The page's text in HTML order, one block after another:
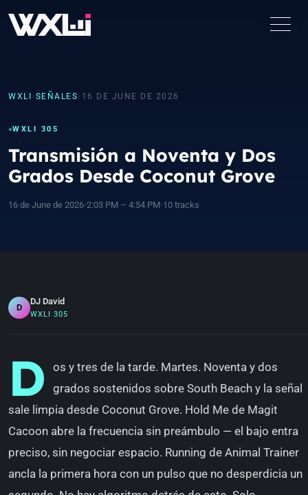
WXLI › SEÑALES › 16 DE JUNE DE 2026
WXLI 305
Transmisión a Noventa y Dos
Grados Desde Coconut Grove
16 de June de 2026•2:03 PM – 4:54 PM•10 tracks
D
DJ David
WXLI 305
D
os y tres de la tarde. Martes. Noventa y dos
grados sostenidos sobre South Beach y la señal
sale limpia desde Coconut Grove. Hold Me de Magit
Cacoon abre la frecuencia sin preámbulo — el bajo entra
preciso, sin negociar espacio. Running de Animal Trainer
ancla la primera hora con un pulso que no desperdicia un